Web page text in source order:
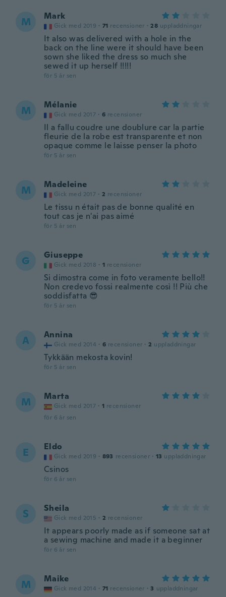
M Mark
Gick med 2019 · 71 recensioner · 28 uppladdningar
It also was delivered with a hole in the
back on the line were it should have been
sown she liked the dress so much she
sewed it up herself !!!!!
för 5 år sen
M Mélanie
Gick med 2017 · 6 recensioner
Il a fallu coudre une doublure car la partie
fleurie de la robe est transparente et non
opaque comme le laisse penser la photo
för 5 år sen
M Madeleine
Gick med 2017 · 2 recensioner
Le tissu n était pas de bonne qualité en
tout cas je n'ai pas aimé
för 5 år sen
G Giuseppe
Gick med 2018 · 1 recensioner
Si dimostra come in foto veramente bello!!
Non credevo fossi realmente così !! Più che
soddisfatta 😎
för 5 år sen
A Annina
Gick med 2014 · 6 recensioner · 2 uppladdningar
Tykkään mekosta kovin!
för 5 år sen
M Marta
Gick med 2017 · 1 recensioner
för 6 år sen
E Eldo
Gick med 2019 · 893 recensioner · 13 uppladdningar
Csinos
för 6 år sen
S Sheila
Gick med 2015 · 2 recensioner
It appears poorly made as if someone sat at
a sewing machine and made it a beginner
för 6 år sen
M Maike
Gick med 2014 · 71 recensioner · 3 uppladdningar